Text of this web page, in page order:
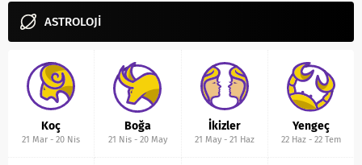
ASTROLOJİ
Koç
21 Mar -20 Nis
Boğa
21 Nis- 20 May
İkizler
21 May- 21 Haz
Yengeç
22 Haz- 22 Tem